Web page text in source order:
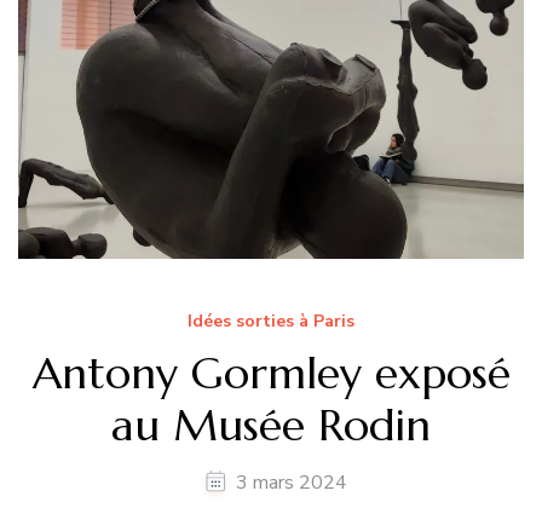
Idées sorties à Paris
Antony Gormley exposé
au Musée Rodin
3 mars 2024